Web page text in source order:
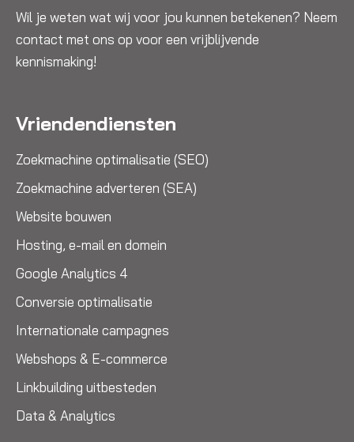
Wil je weten wat wij voor jou kunnen betekenen? Neem
contact met ons op voor een vrijblijvende
kennismaking!
Vriendendiensten
Zoekmachine optimalisatie (SEO)
Zoekmachine adverteren (SEA)
Website bouwen
Hosting, e-mail en domein
Google Analytics 4
Conversie optimalisatie
Internationale campagnes
Webshops & E-commerce
Linkbuilding uitbesteden
Data & Analytics